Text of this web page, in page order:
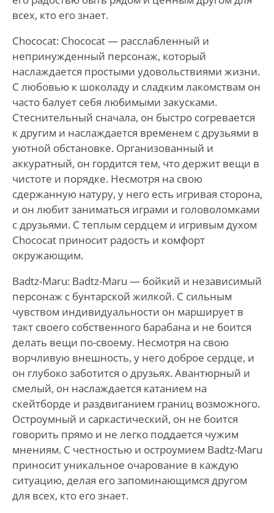
всех, кто его знает.
Chococat: Chococat — расслабленный и
непринужденный персонаж, который
наслаждается простыми удовольствиями жизни.
С любовью к шоколаду и сладким лакомствам он
часто балует себя любимыми закусками.
Стеснительный сначала, он быстро согревается
к другим и наслаждается временем с друзьями в
уютной обстановке. Организованный и
аккуратный, он гордится тем, что держит вещи в
чистоте и порядке. Несмотря на свою
сдержанную натуру, у него есть игривая сторона,
и он любит заниматься играми и головоломками
с друзьями. С теплым сердцем и игривым духом
Chococat приносит радость и комфорт
окружающим.
Badtz-Maru: Badtz-Maru — бойкий и независимый
персонаж с бунтарской жилкой. С сильным
чувством индивидуальности он марширует в
такт своего собственного барабана и не боится
делать вещи по-своему. Несмотря на свою
ворчливую внешность, у него доброе сердце, и
он глубоко заботится о друзьях. Авантюрный и
смелый, он наслаждается катанием на
скейтборде и раздвиганием границ возможного.
Остроумный и саркастический, он не боится
говорить прямо и не легко поддается чужим
мнениям. С честностью и остроумием Badtz-Maru
приносит уникальное очарование в каждую
ситуацию, делая его запоминающимся другом
для всех, кто его знает.